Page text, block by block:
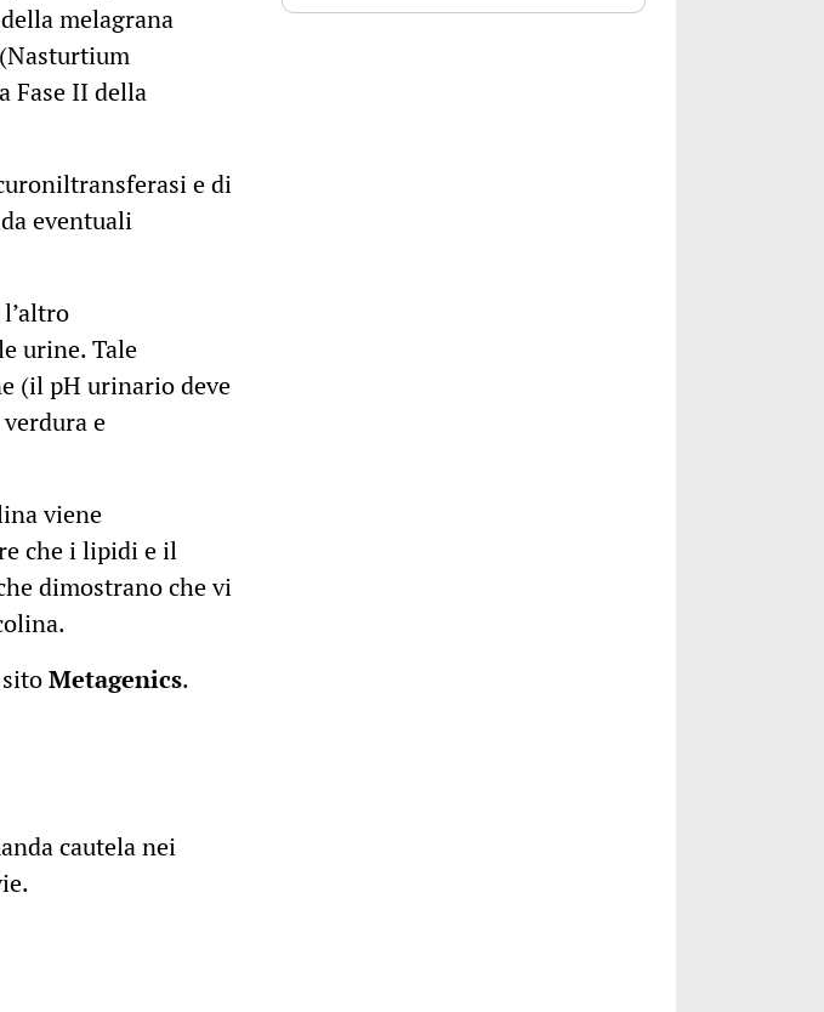
melagrana
Fase II della
e di
eventuali
urine. Tale
(il pH urinario deve
e
viene
che i lipidi e il
dimostrano che vi
Metagenics.
cautela nei